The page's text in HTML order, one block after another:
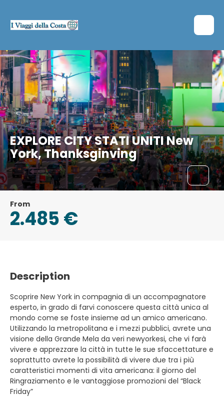
EXPLORE CITY STATI UNITI New
York, Thanksginving
From
2.485 €
Description
Scoprire New York in compagnia di un accompagnatore
esperto, in grado di farvi conoscere questa città unica al
mondo come se foste insieme ad un amico americano.
Utilizzando la metropolitana e i mezzi pubblici, avrete una
visione della Grande Mela da veri newyorkesi, che vi farà
vivere e apprezzare la città in tutte le sue sfaccettature e
soprattutto avrete la possibilità di vivere due tra i più
caratteristici momenti di vita americana: il giorno del
Ringraziamento e le vantaggiose promozioni del “Black
Friday”